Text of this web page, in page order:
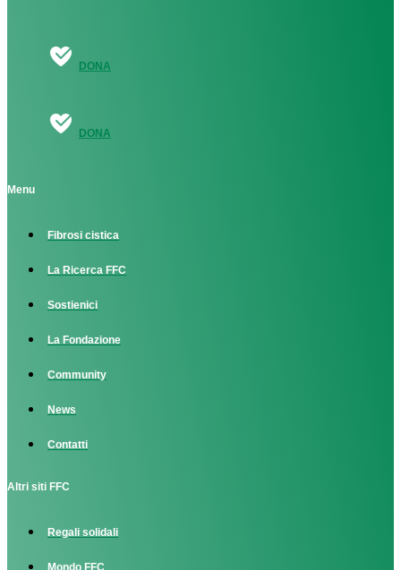
DONA
DONA
Menu
Fibrosi cistica
La Ricerca FFC
Sostienici
La Fondazione
Community
News
Contatti
Altri siti FFC
Regali solidali
Mondo FFC